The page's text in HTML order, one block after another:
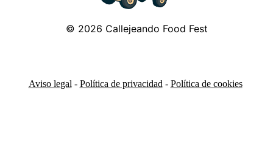
© 2026 Callejeando Food Fest
Aviso legal - Política de privacidad - Política de cookies